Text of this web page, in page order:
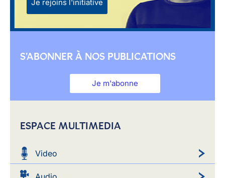
Je rejoins l'initiative
S'ABONNER À NOS PUBLICATIONS
Je m'abonne
ESPACE MULTIMEDIA
Video